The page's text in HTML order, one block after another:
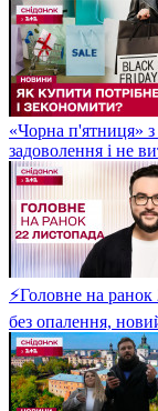
«Чорна п'ятниця»
задоволення і не
⚡Головне на
без опалення,